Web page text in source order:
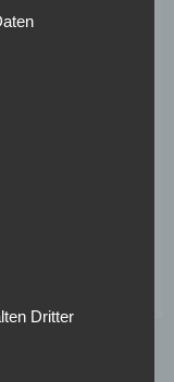
Mexiko spielt
der Partie
Republik
ist klar: Das
es, als
ein
Dritter